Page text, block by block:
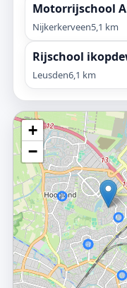
Motorrijschool
Nijkerkerveen5,1 km
Rijschool
Leusden6,1 km
+
−